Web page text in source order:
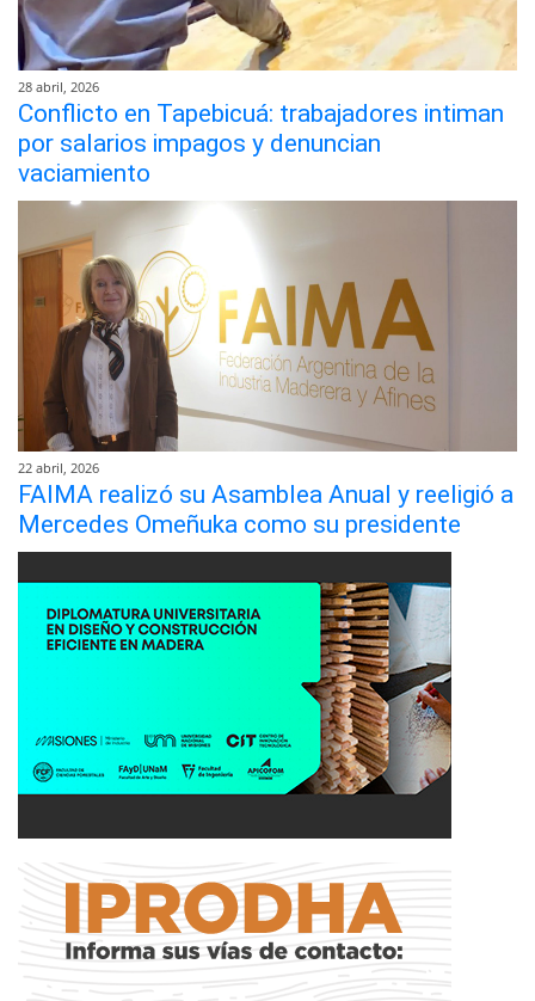
28 abril, 2026
Conflicto en Tapebicuá: trabajadores intiman
por salarios impagos y denuncian
vaciamiento
22 abril, 2026
FAIMA realizó su Asamblea Anual y reeligió a
Mercedes Omeñuka como su presidente